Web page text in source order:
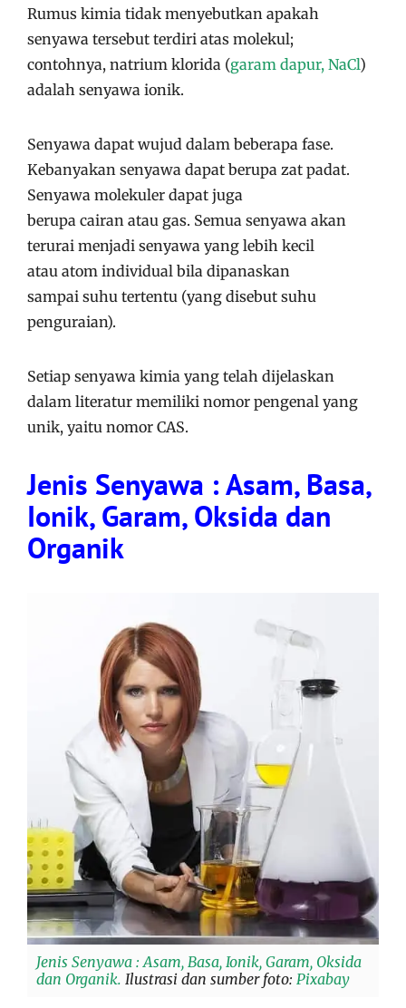
Rumus kimia tidak menyebutkan apakah
senyawa tersebut terdiri atas molekul;
contohnya, natrium klorida (garam dapur, NaCl)
adalah senyawa ionik.
Senyawa dapat wujud dalam beberapa fase.
Kebanyakan senyawa dapat berupa zat padat.
Senyawa molekuler dapat juga
berupa cairan atau gas. Semua senyawa akan
terurai menjadi senyawa yang lebih kecil
atau atom individual bila dipanaskan
sampai suhu tertentu (yang disebut suhu
penguraian).
Setiap senyawa kimia yang telah dijelaskan
dalam literatur memiliki nomor pengenal yang
unik, yaitu nomor CAS.
Jenis Senyawa : Asam, Basa,
Ionik, Garam, Oksida dan
Organik
Jenis Senyawa : Asam, Basa, Ionik, Garam, Oksida
dan Organik. Ilustrasi dan sumber foto: Pixabay